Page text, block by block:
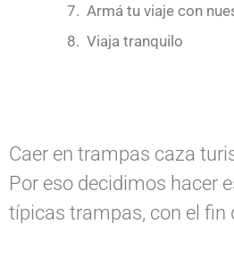
Armá tu viaje con
Viaja tranquilo
Caer en trampas caza
Por eso decidimos hacer
típicas trampas, con el fin